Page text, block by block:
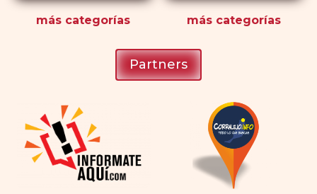
más categorías máscategorías
Partners